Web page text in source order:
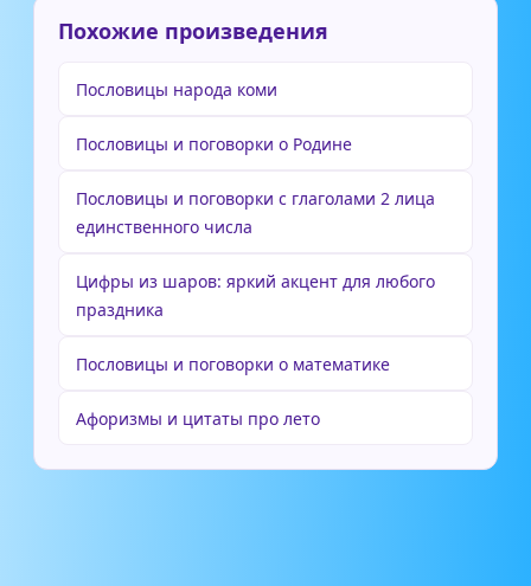
Похожие произведения
Пословицы народа коми
Пословицы и поговорки о Родине
Пословицы и поговорки с глаголами 2 лица
единственного числа
Цифры из шаров: яркий акцент для любого
праздника
Пословицы и поговорки о математике
Афоризмы и цитаты про лето